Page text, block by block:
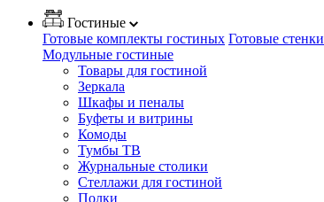
Гостиные
Готовые комплекты гостиных Готовые стенки
Модульные гостиные
Товары для гостиной
Зеркала
Шкафы и пеналы
Буфеты и витрины
Комоды
Тумбы ТВ
Журнальные столики
Стеллажи для гостиной
Полки